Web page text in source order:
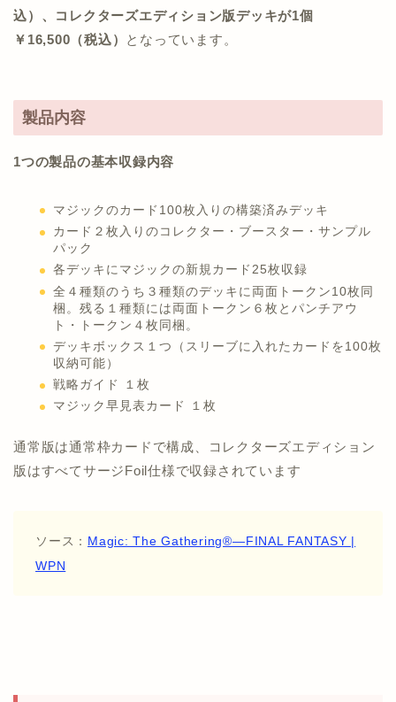
込）、コレクターズエディション版デッキが1個
￥16,500（税込） となっています。
製品内容
1つの製品の基本収録内容
マジックのカード100枚入りの構築済みデッキ
カード２枚入りのコレクター・ブースター・サンプル
パック
各デッキにマジックの新規カード25枚収録
全４種類のうち３種類のデッキに両面トークン10枚同
梱。残る１種類には両面トークン６枚とパンチアウ
ト・トークン４枚同梱。
デッキボックス１つ（スリーブに入れたカードを100枚
収納可能）
戦略ガイド １枚
マジック早見表カード １枚
通常版は通常枠カードで構成、コレクターズエディション
版はすべてサージFoil仕様で収録されています
ソース： Magic: The Gathering®—FINAL FANTASY |
WPN